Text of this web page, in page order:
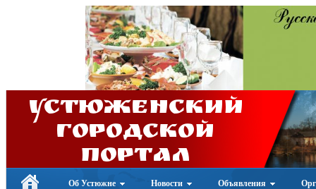
Устюженский
Городской
портал
Об Устюжне Новости Объявления